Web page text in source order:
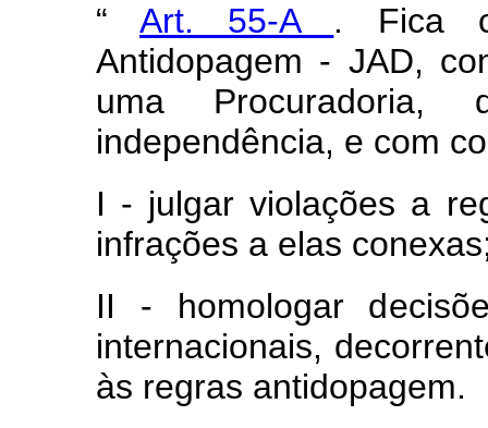
“Art. 55-A . Fica
Antidopagem - JAD,
uma Procuradoria,
independência, e com
I - julgar violações a
infrações a elas
II - homologar
internacionais,
às regras antidopagem.